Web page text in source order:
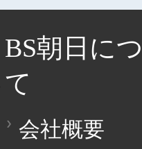
BS朝日に
て
会社概要